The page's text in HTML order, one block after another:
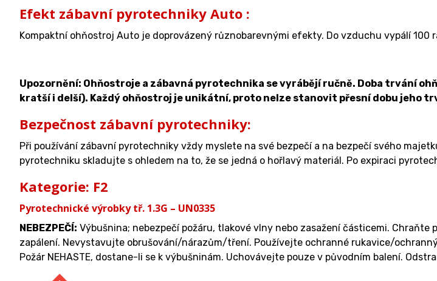
Efekt zábavní pyrotechniky Auto :
Kompaktní ohňostroj Auto je doprovázený různobarevnými efekty. Do vzduchu vypálí 100
Upozornění: Ohňostroje a zábavná pyrotechnika se vyrábějí ručně. Doba trvání
kratší i delší). Každý ohňostroj je unikátní, proto nelze stanovit přesní dobu jeho
Bezpečnost zábavní pyrotechniky:
Při používání zábavní pyrotechniky vždy myslete na své bezpečí a na bezpečí svého
pyrotechniku skladujte s ohledem na to, že se jedná o hořlavý materiál. Po expiraci
Kategorie: F2
Pyrotechnické výrobky tř. 1.3G – UN0335
NEBEZPEČÍ: Výbušnina; nebezpečí požáru, tlakové vlny nebo zasažení částicemi.
zapálení. Nevystavujte obrušování/nárazům/tření. Používejte ochranné rukavice/
Požár NEHASTE, dostane-li se k výbušninám. Uchovávejte pouze v původním balení.